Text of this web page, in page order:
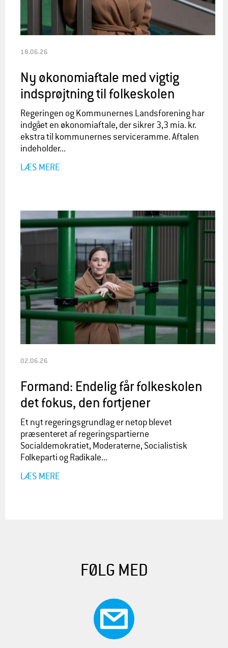
18.06.26
Ny økonomiaftale med vigtig
indsprøjtning til folkeskolen
Regeringen og Kommunernes Landsforening har
indgået en økonomiaftale, der sikrer 3,3 mia. kr.
ekstra til kommunernes serviceramme. Aftalen
indeholder...
LÆS MERE
02.06.26
Formand: Endelig får folkeskolen
det fokus, den fortjener
Et nyt regeringsgrundlag er netop blevet
præsenteret af regeringspartierne
Socialdemokratiet, Moderaterne, Socialistisk
Folkeparti og Radikale...
LÆS MERE
FØLG MED